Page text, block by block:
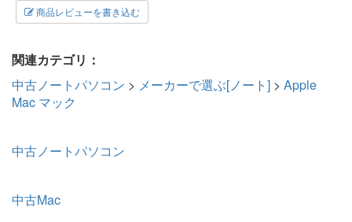
商品レビューを書き込む
関連カテゴリ：
中古ノートパソコン > メーカーで選ぶ[ノート] > Apple
Mac マック
中古ノートパソコン
中古Mac